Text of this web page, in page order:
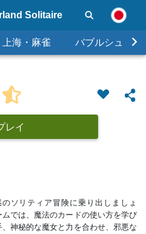
Solitaire
上海・麻雀 バブルシュータ
レイ
ソリティア冒険に乗り出しましょ
では、魔法のカードの使い方を学び
神秘的な魔女と力を合わせ、邪悪な